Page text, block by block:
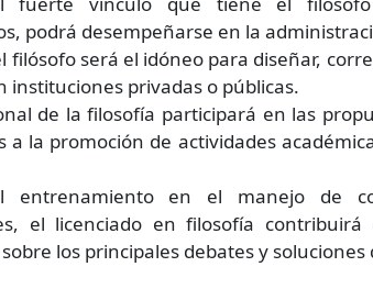
podrá desempeñarse en la
filósofo será el idóneo para diseñar,
instituciones privadas o públicas.
de la filosofía participará en las
a la promoción de actividades
entrenamiento en el manejo de
el licenciado en filosofía
los principales debates y